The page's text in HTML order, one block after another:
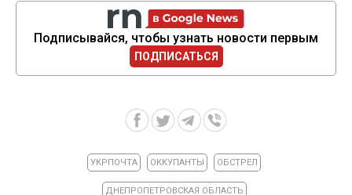
Подписывайся, чтобы узнать новости первым
ПОДПИСАТЬСЯ
УКРПОЧТА ОККУПАНТЫ ОБСТРЕЛ
ДНЕПРОПЕТРОВСКАЯ ОБЛАСТЬ